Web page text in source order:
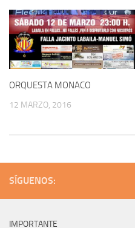
ORQUESTA MONACO
12 MARZO, 2016
SÍGUENOS:
IMPORTANTE